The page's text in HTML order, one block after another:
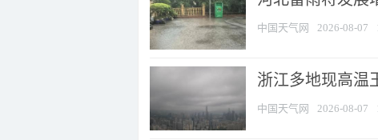
中国天气网 2026-08-07
浙江多地现高温
中国天气网 2026-08-07